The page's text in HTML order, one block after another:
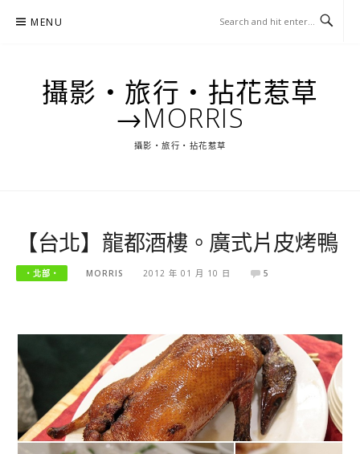
MENU
攝影‧旅行‧拈花惹草
→MORRIS
攝影‧旅行‧拈花惹草
【台北】龍都酒樓。廣式片皮烤鴨
‧北部‧ MORRIS 2012 年 01 月 10 日 5